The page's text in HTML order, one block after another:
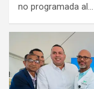
no programada al…